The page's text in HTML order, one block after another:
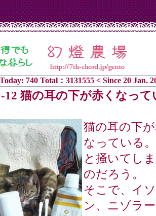
Today: 740 Total：3131555 < Since 20 Jan.
12 猫の耳の下が赤くなって
猫の耳の下
なっている
と掻いてし
のだろう。
そこで、イ
ン、ニゾラ